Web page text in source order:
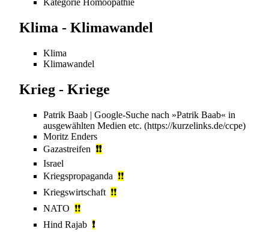
Kategorie Homöopathie
Klima - Klimawandel
Klima
Klimawandel
Krieg - Kriege
Patrik Baab | Google-Suche nach »Patrik Baab« in
ausgewählten Medien etc.
Moritz Enders
Gazastreifen ❗❗
Israel
Kriegspropaganda ❗❗
Kriegswirtschaft ❗❗
NATO ❗❗
Hind Rajab ❗